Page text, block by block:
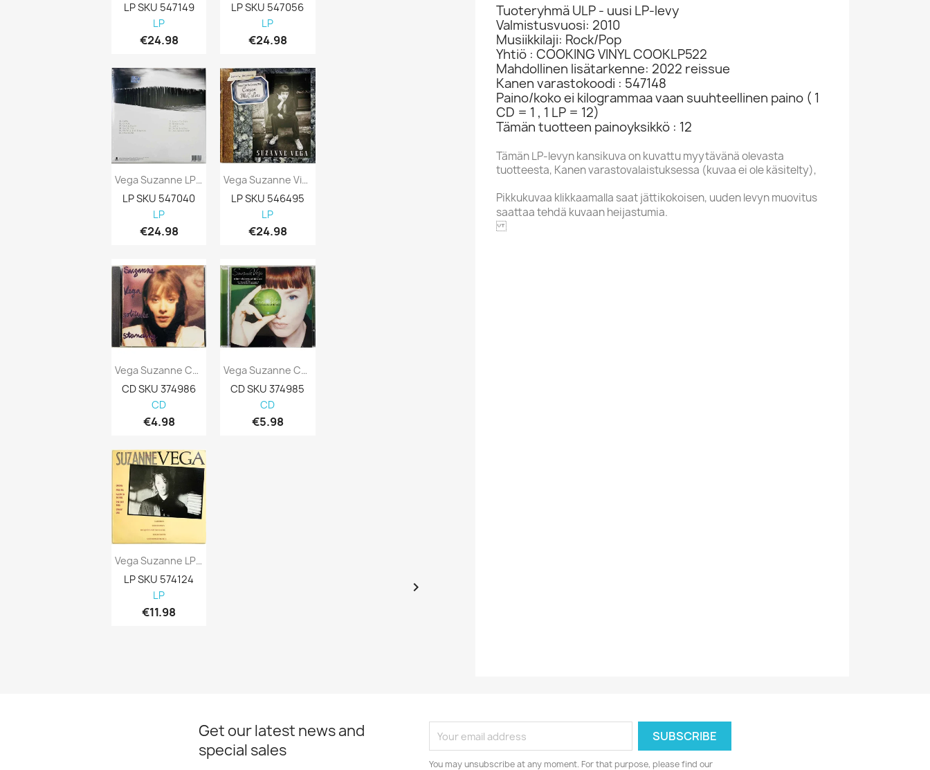
LP SKU 547149
LP
€24.98
Vega Suzanne LP Close-Up Vol 3, States Of...
LP SKU 547040
LP
€24.98
Vega Suzanne CD Solitude Standing Kansi...
CD SKU 374986
CD
€4.98
Vega Suzanne LP Suzanne Vega -85 Kansi VG...
LP SKU 574124
LP
€11.98
LP SKU 547056
LP
€24.98
Vega Suzanne Vinyl LP Lover, Beloved:...
LP SKU 546495
LP
€24.98
Vega Suzanne CD Nine Objects Of Desire...
CD SKU 374985
CD
€5.98
 
Tuoteryhmä ULP - uusi LP-levy
Valmistusvuosi: 2010
Musiikkilaji: Rock/Pop
Yhtiö : COOKING VINYL COOKLP522
Mahdollinen lisätarkenne: 2022 reissue
Kanen varastokoodi : 547148
Paino/koko ei kilogrammaa vaan suuhteellinen paino ( 1
CD = 1 , 1 LP = 12)
Tämän tuotteen painoyksikkö : 12
Tämän LP-levyn kansikuva on kuvattu myytävänä olevasta
tuotteesta, Kanen varastovalaistuksessa (kuvaa ei ole käsitelty),
Pikkukuvaa klikkaamalla saat jättikokoisen, uuden levyn muovitus
saattaa tehdä kuvaan heijastumia.
Get our latest news and
special sales
You may unsubscribe at any moment. For that purpose, please find our